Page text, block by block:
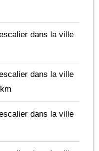
dans la ville
dans la ville
dans la ville